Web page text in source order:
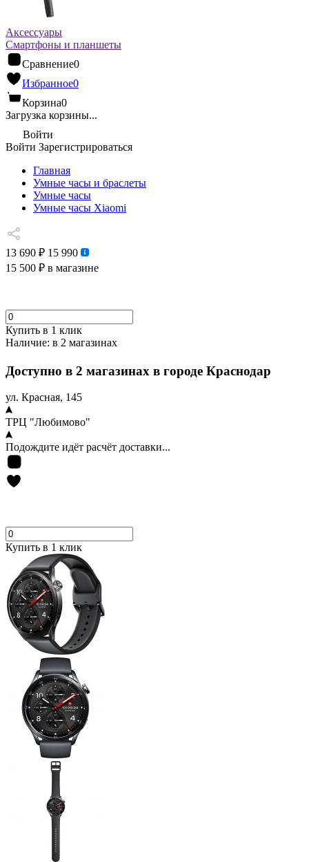
Аксессуары
Смартфоны и планшеты
Сравнение0
Избранное0
Корзина0
Загрузка корзины...
Войти
Войти Зарегистрироваться
Главная
Умные часы и браслеты
Умные часы
Умные часы Xiaomi
13 690 ₽ 15 990
15 500 ₽ в магазине
Купить в 1 клик
Наличие: в 2 магазинах
Доступно в 2 магазинах в городе Краснодар
ул. Красная, 145
ТРЦ "Любимово"
Подождите идёт расчёт доставки...
Купить в 1 клик